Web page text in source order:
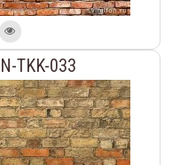
TKK-033